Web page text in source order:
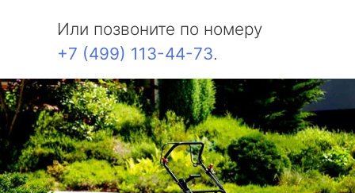
Или позвоните по номеру
+7 (499) 113-44-73.